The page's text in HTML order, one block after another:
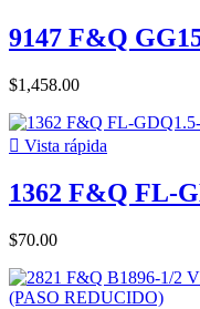
9147 F&Q
$1,458.00
 Vista rápida
1362 F&Q FL-
$70.00